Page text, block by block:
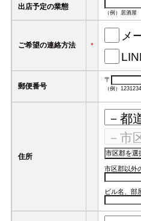
出店予定の業態
（例）居酒屋
ご希望の連絡方法 *
メ
郵便番号
〒
（例）
住所
市区郡以外
ビル名、部